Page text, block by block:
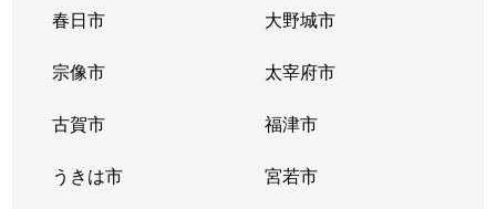
春日市 大野城市
宗像市 太宰府市
古賀市 福津市
うきは市 宮若市